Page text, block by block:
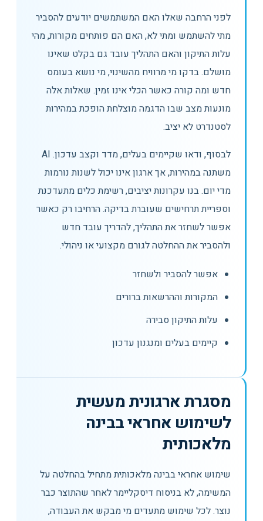
לפני הרחבה שאלו האם המשתמשים יודעים להסביר
מתי להשתמש ומתי לא, האם הם פותחים מקורות, מהי
עלות התיקון והאם התהליך עובד גם בקלט שאינו
מושלם. בדקו מי מרוויח מהשינוי, מי נושא בעומס
חדש ומה קורה כאשר הכלי אינו זמין. שאלות אלה
מונעות מצב שבו הדגמה מוצלחת הופכת במהירות
לסטנדרט לא יציב.
לבסוף, ודאו שקיימים בעלים, מדד וקצב עדכון. AI
משתנה במהירות, אך ארגון אינו יכול לשנות נורמות
מדי יום. בנו עקרונות יציבים, רשימת כלים מתעדכנת
וספריית תרחישים שעוברת בדיקה. הרחיבו רק כאשר
אפשר לשחזר את התהליך, להדריך עובד חדש
ולהסביר את ההחלטה לגורם מקצועי או ניהולי.
אפשר להסביר ולשחזר
המקורות וההרשאות ברורים
עלות התיקון סבירה
קיימים בעלים ומנגנון עדכון
מסגרת ארגונית מעשית
לשימוש אחראי בבינה
מלאכותית
שימוש אחראי בבינה מלאכותית מתחיל בהחלטה על
המשימה, לא בניסוח דיסקליימר לאחר שהתוצר כבר
נוצר. לכל שימוש מתעדים מי מבקש את העבודה,